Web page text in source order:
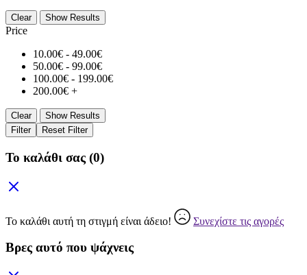
Clear Show Results
Price
10.00€ - 49.00€
50.00€ - 99.00€
100.00€ - 199.00€
200.00€ +
Clear
Show Results
Filter
Reset Filter
Το καλάθι σας (0)
Το καλάθι αυτή τη στιγμή είναι άδειο! Συνεχίστε τις αγορές
Βρες αυτό που ψάχνεις